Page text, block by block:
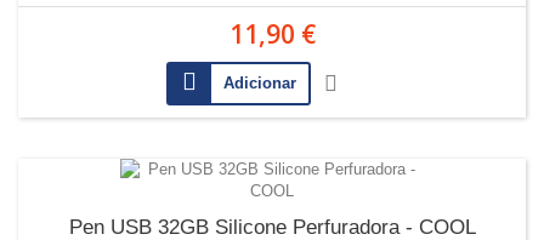
11,90 €
Adicionar
Pen USB 32GB Silicone Perfuradora - COOL